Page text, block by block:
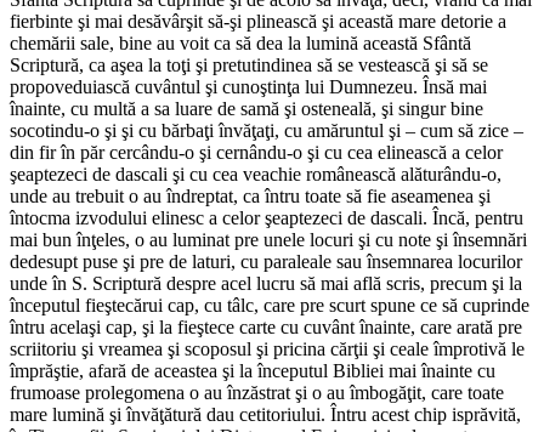
fierbinte şi mai desăvârşit să-şi plinească şi această mare detorie a
chemării sale, bine au voit ca să dea la lumină această Sfântă
Scriptură, ca aşea la toţi şi pretutindinea să se vestească şi să se
propoveduiască cuvântul şi cunoştinţa lui Dumnezeu. Însă mai
înainte, cu multă a sa luare de samă şi osteneală, şi singur bine
socotindu-o şi şi cu bărbaţi învăţaţi, cu amăruntul şi – cum să zice –
din fir în păr cercându-o şi cernându-o şi cu cea elinească a celor
şeaptezeci de dascali şi cu cea veachie românească alăturându-o,
unde au trebuit o au îndreptat, ca întru toate să fie aseamenea şi
întocma izvodului elinesc a celor şeaptezeci de dascali. Încă, pentru
mai bun înţeles, o au luminat pre unele locuri şi cu note şi însemnări
dedesupt puse şi pre de laturi, cu paraleale sau însemnarea locurilor
unde în S. Scriptură despre acel lucru să mai află scris, precum şi la
începutul fieştecărui cap, cu tâlc, care pre scurt spune ce să cuprinde
întru acelaşi cap, şi la fieştece carte cu cuvânt înainte, care arată pre
scriitoriu şi vreamea şi scoposul şi pricina cărţii şi ceale împrotivă le
împrăştie, afară de aceastea şi la începutul Bibliei mai înainte cu
frumoase prolegomena o au înzăstrat şi o au îmbogăţit, care toate
mare lumină şi învăţătură dau cetitoriului. Întru acest chip isprăvită,